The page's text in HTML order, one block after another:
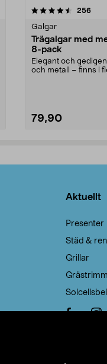
256
Galgar
Trägalgar med
8-pack
Elegant och
och metall – finns i
79,90
4.0av 5
Aktuellt
Presenter
Städ &
Grillar